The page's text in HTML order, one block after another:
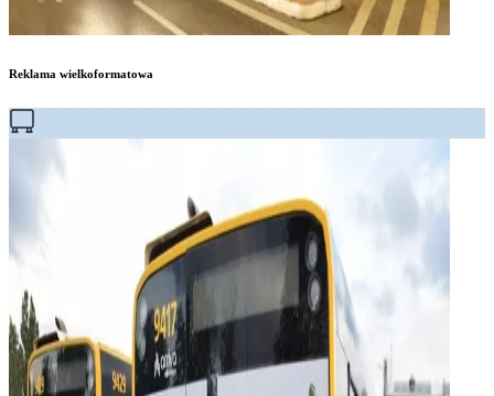
Reklama wielkoformatowa